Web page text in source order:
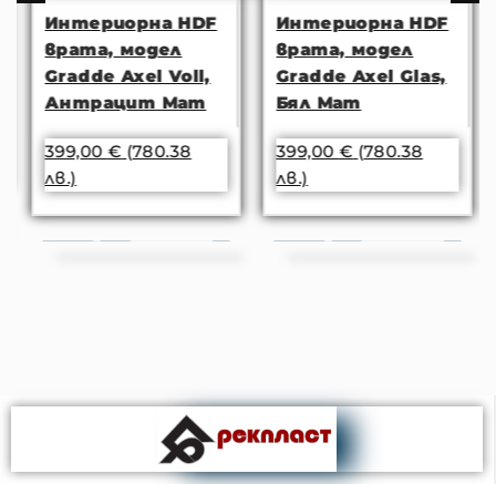
Интериорна HDF
врата, модел
Gradde Axel Voll,
Антрацит Мат
399,00 € (780.38
лв.)
Интериорна HDF
врата, модел
Gradde Axel Glas,
Бял Мат
399,00 € (780.38
лв.)